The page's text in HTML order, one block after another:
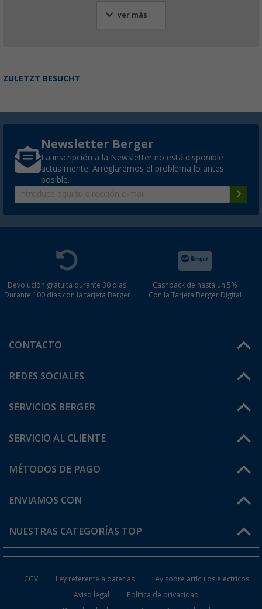
ver más
ZULETZT BESUCHT
Newsletter Berger
La inscripción a la Newsletter no está disponible
actualmente. Arreglaremos el problema lo antes
posible.
Devolución gratuita durante 30 días
Durante 100 días con la tarjeta Berger
Cashback de hasta un 5%
Con la Tarjeta Berger Digital
CONTACTO
Horario de atención al cliente:
¿Tienes alguna duda?
REDES SOCIALES
SERVICIOS BERGER
Conviértete en distribuidor
Mi cuenta
Tarjeta Berger Digital
SERVICIO AL CLIENTE
FAQ y Contacto
Información de envío
¿Dónde está mi pedido?
MÉTODOS DE PAGO
ENVIAMOS CON
NUESTRAS CATEGORÍAS TOP
CGV Ley referente a baterías
Ley sobre artículos eléctricos
Aviso legal
Política de privacidad